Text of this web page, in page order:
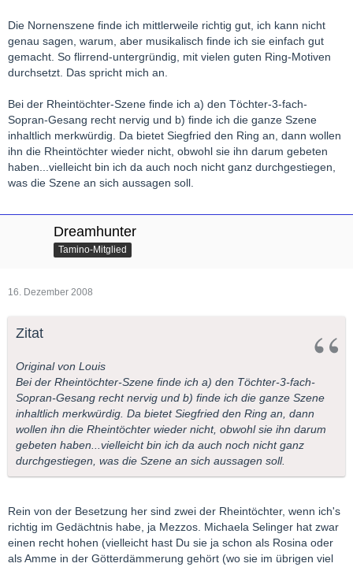
Die Nornenszene finde ich mittlerweile richtig gut, ich kann nicht
genau sagen, warum, aber musikalisch finde ich sie einfach gut
gemacht. So flirrend-untergründig, mit vielen guten Ring-Motiven
durchsetzt. Das spricht mich an.
Bei der Rheintöchter-Szene finde ich a) den Töchter-3-fach-
Sopran-Gesang recht nervig und b) finde ich die ganze Szene
inhaltlich merkwürdig. Da bietet Siegfried den Ring an, dann wollen
ihn die Rheintöchter wieder nicht, obwohl sie ihn darum gebeten
haben...vielleicht bin ich da auch noch nicht ganz durchgestiegen,
was die Szene an sich aussagen soll.
Dreamhunter
Tamino-Mitglied
16. Dezember 2008
Zitat
Original von Louis
Bei der Rheintöchter-Szene finde ich a) den Töchter-3-fach-
Sopran-Gesang recht nervig und b) finde ich die ganze Szene
inhaltlich merkwürdig. Da bietet Siegfried den Ring an, dann
wollen ihn die Rheintöchter wieder nicht, obwohl sie ihn darum
gebeten haben...vielleicht bin ich da auch noch nicht ganz
durchgestiegen, was die Szene an sich aussagen soll.
Rein von der Besetzung her sind zwei der Rheintöchter, wenn ich's
richtig im Gedächtnis habe, ja Mezzos. Michaela Selinger hat zwar
einen recht hohen (vielleicht hast Du sie ja schon als Rosina oder
als Amme in der Götterdämmerung gehört (wo sie im übrigen viel